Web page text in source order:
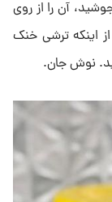
آن را از روی
اینکه ترشی خنک
نوش جان.